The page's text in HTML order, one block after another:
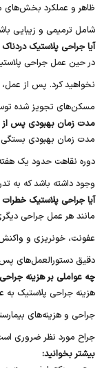
ظاهر و عملکرد بخش‌های
شامل ترمیمی و زیبایی
آیا جراحی پلاستیک
در حین عمل جراحی
نخواهید کرد. پس از
مسکن‌های تجویز شده
مدت زمان بهبودی پس از
مدت زمان بهبودی بستگی
دوره نقاهت حدود یک
وجود داشته باشد که به
آیا جراحی پلاستیک
مانند هر عمل جراحی
عفونت، خونریزی و
دقیق دستورالعمل‌های
چه عواملی بر هزینه
هزینه جراحی پلاستیک
جراحی و هزینه‌های
جراح مورد نظر ضروری
بیشتر بخوانید: